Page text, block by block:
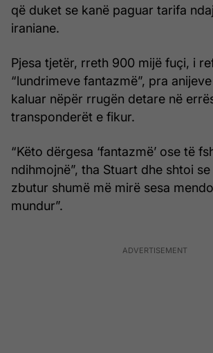
që duket se kanë paguar tarifa
iraniane.
Pjesa tjetër, rreth 900 mijë fuçi, i
“lundrimeve fantazmë”, pra
kaluar nëpër rrugën detare në
transponderët e fikur.
“Këto dërgesa ‘fantazmë’ ose të
ndihmojnë”, tha Stuart dhe shtoi
zbutur shumë më mirë sesa
mundur”.